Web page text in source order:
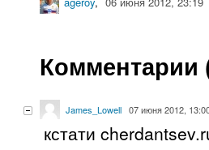
Комментарии
James_Lowell 07 июня 2012,
кстати